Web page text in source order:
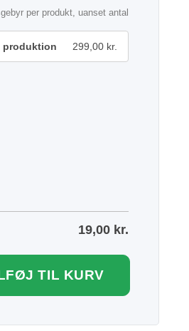
per produkt, uanset antal
produktion 299,00 kr.
19,00 kr.
TIL KURV